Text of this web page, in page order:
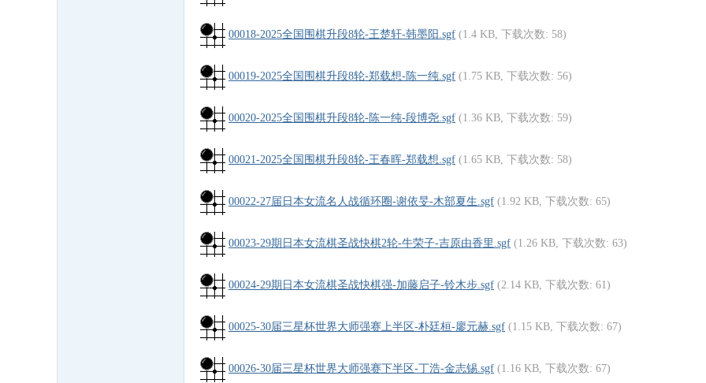
00018-2025全国围棋升段8轮-王楚轩-韩墨阳.sgf (1.4 KB, 下载次数: 58)
00019-2025全国围棋升段8轮-郑载想-陈一纯.sgf (1.75 KB, 下载次数: 56)
00020-2025全国围棋升段8轮-陈一纯-段博尧.sgf (1.36 KB, 下载次数: 59)
00021-2025全国围棋升段8轮-王春晖-郑载想.sgf (1.65 KB, 下载次数: 58)
00022-27届日本女流名人战循环圈-谢依旻-木部夏生.sgf (1.92 KB, 下载次数: 65)
00023-29期日本女流棋圣战快棋2轮-牛荣子-吉原由香里.sgf (1.26 KB, 下载次数: 63)
00024-29期日本女流棋圣战快棋强-加藤启子-铃木步.sgf (2.14 KB, 下载次数: 61)
00025-30届三星杯世界大师强赛上半区-朴廷桓-廖元赫.sgf (1.15 KB, 下载次数: 67)
00026-30届三星杯世界大师强赛下半区-丁浩-金志锡.sgf (1.16 KB, 下载次数: 67)